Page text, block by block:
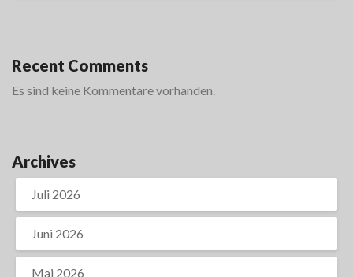
Recent Comments
Es sind keine Kommentare vorhanden.
Archives
Juli 2026
Juni 2026
Mai 2026